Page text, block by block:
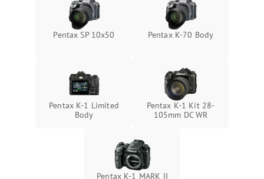
Pentax SP 10x50 Pentax K-70 Body
Pentax K-1 Limited
Body
Pentax K-1 Kit 28-
105mm DC WR
Pentax K-1 MARK II